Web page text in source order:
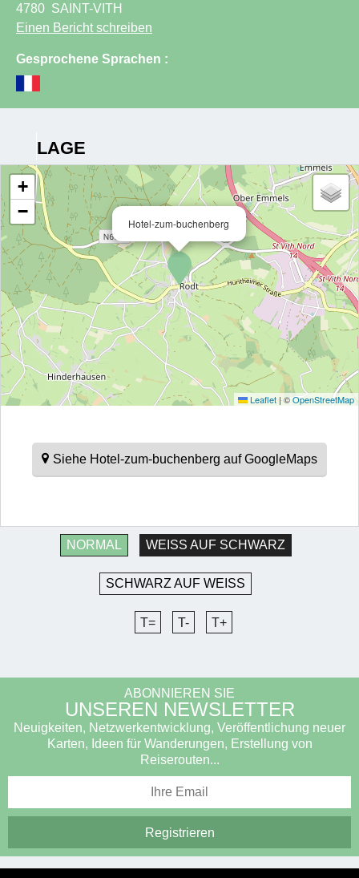
4780 SAINT-VITH
Einen Bericht schreiben
Gesprochene Sprachen :
LAGE
Hotel-zum-buchenberg
+
−
Leaflet | ©OpenStreetMap
Siehe Hotel-zum-buchenberg auf GoogleMaps
NORMAL WEISS AUF SCHWARZ
SCHWARZ AUF WEISS
T= T- T+
ABONNIEREN SIE
UNSEREN NEWSLETTER
Neuigkeiten, Netzwerkentwicklung, Veröffentlichung neuer
Karten, Ideen für Wanderungen, Erstellung von
Reiserouten...